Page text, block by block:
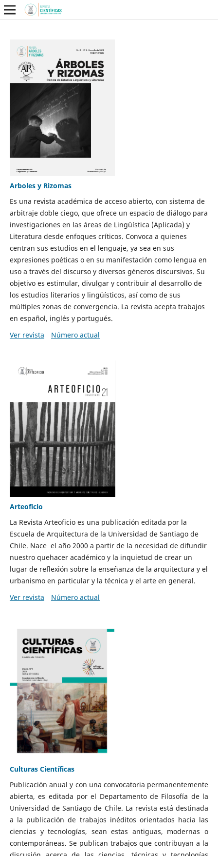
Arboles y Rizomas
Es una revista académica de acceso abierto, con sistema de
arbitraje doble ciego, que ofrece un espacio de diálogo para
investigaciones en las áreas de Lingüística (Aplicada) y
Literatura desde enfoques críticos. Convoca a quienes
centran sus estudios en el lenguaje, ya sea en sus
expresiones poéticas o en su manifestación como lengua en
uso a través del discurso y diversos géneros discursivos. Su
objetivo es estimular, divulgar y contribuir al desarrollo de
los estudios literarios y lingüísticos, así como de sus
múltiples zonas de convergencia. La revista acepta trabajos
en español, inglés y portugués.
Ver revista
Número actual
Arteoficio
La Revista Arteoficio es una publicación editada por la
Escuela de Arquitectura de la Universidad de Santiago de
Chile. Nace el año 2000 a partir de la necesidad de difundir
nuestro quehacer académico y la inquietud de crear un
lugar de reflexión sobre la enseñanza de la arquitectura y el
urbanismo en particular y la técnica y el arte en general.
Ver revista
Número actual
Culturas Científicas
Publicación anual y con una convocatoria permanentemente
abierta, es editada por el Departamento de Filosofía de la
Universidad de Santiago de Chile. La revista está destinada
a la publicación de trabajos inéditos orientados hacia las
ciencias y tecnologías, sean estas antiguas, modernas o
contemporáneas. Se publican trabajos que contribuyan a la